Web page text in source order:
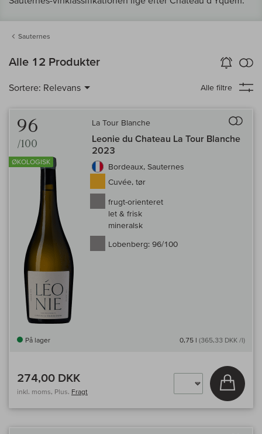
Sauternes
Alle 12 Produkter Vin-Alarm
aktiver
Sortere: Relevans Alle filtre
96
/100
ØKOLOGISK
La Tour Blanche
Leonie du Chateau La Tour Blanche
2023
Bordeaux, Sauternes
Cuvée, tør
frugt-orienteret
let & frisk
mineralsk
Lobenberg: 96/100
På lager 0,75 l (365,33 DKK /l)
274,00 DKK
inkl. moms, Plus. Fragt
Læg i